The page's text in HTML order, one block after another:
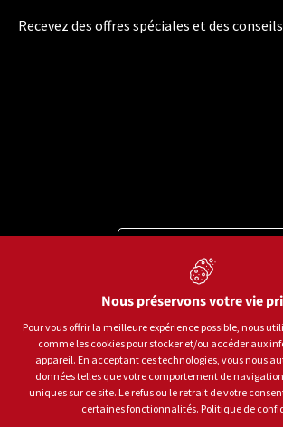
Recevez des offres spéciales et des
Moyens de paiement acceptés
Langue
© 2026Sports aux Puces Rive-Sud.Tous
Politique de confidentialité
Gestion des témoins
Nous préservons votre vie
Pour vous offrir la meilleure expérience possible, nous
comme les cookies pour stocker et/ou accéder aux
appareil. En acceptant ces technologies, vous nous
données telles que votre comportement de
uniques sur ce site. Le refus ou le retrait de votre
certaines fonctionnalités. Politique de